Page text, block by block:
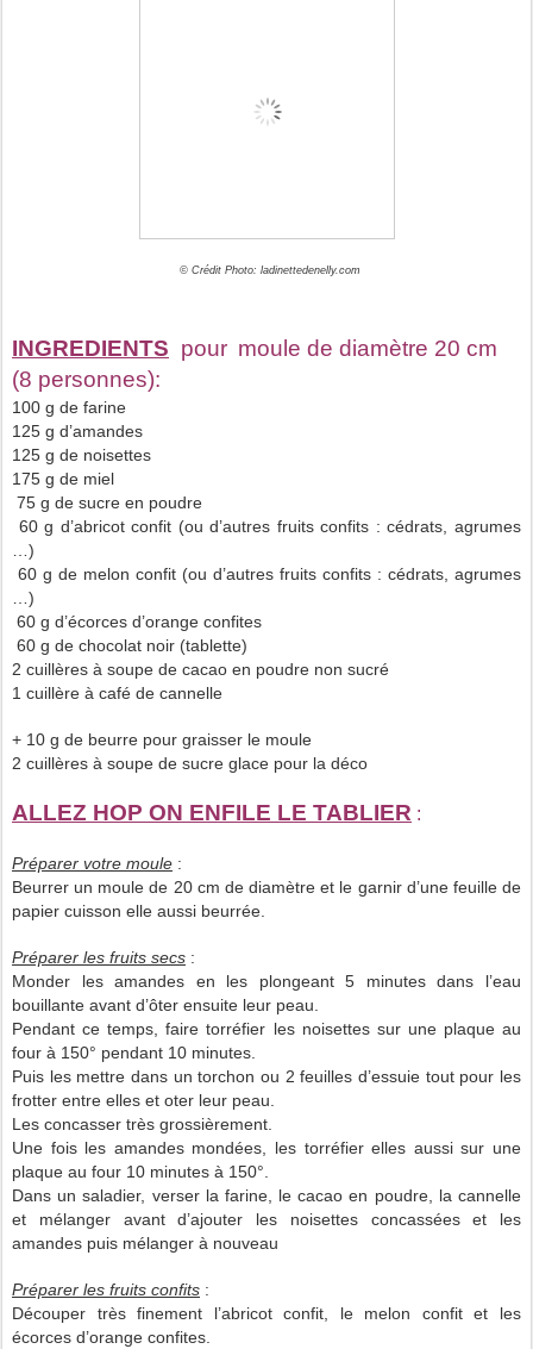
© Crédit Photo: ladinettedenelly.com
INGREDIENTS pour moule de diamètre 20 cm
(8 personnes):
100 g de farine
125 g d’amandes
125 g de noisettes
175 g de miel
75 g de sucre en poudre
60 g d’abricot confit (ou d’autres fruits confits : cédrats, agrumes
…)
60 g de melon confit (ou d’autres fruits confits : cédrats, agrumes
…)
60 g d’écorces d’orange confites
60 g de chocolat noir (tablette)
2 cuillères à soupe de cacao en poudre non sucré
1 cuillère à café de cannelle
+ 10 g de beurre pour graisser le moule
2 cuillères à soupe de sucre glace pour la déco
ALLEZ HOP ON ENFILE LE TABLIER :
Préparer votre moule :
Beurrer un moule de 20 cm de diamètre et le garnir d’une feuille de
papier cuisson elle aussi beurrée.
Préparer les fruits secs :
Monder les amandes en les plongeant 5 minutes dans l’eau
bouillante avant d’ôter ensuite leur peau.
Pendant ce temps, faire torréfier les noisettes sur une plaque au
four à 150° pendant 10 minutes.
Puis les mettre dans un torchon ou 2 feuilles d’essuie tout pour les
frotter entre elles et oter leur peau.
Les concasser très grossièrement.
Une fois les amandes mondées, les torréfier elles aussi sur une
plaque au four 10 minutes à 150°.
Dans un saladier, verser la farine, le cacao en poudre, la cannelle
et mélanger avant d’ajouter les noisettes concassées et les
amandes puis mélanger à nouveau
Préparer les fruits confits :
Découper très finement l’abricot confit, le melon confit et les
écorces d’orange confites.